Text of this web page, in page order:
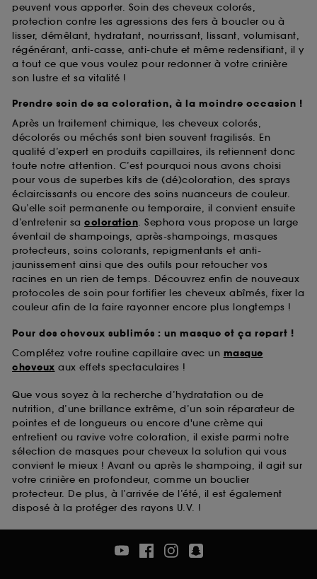
peuvent vous apporter. Soin des cheveux colorés,
protection contre les agressions des fers à boucler ou à
lisser, démêlant, hydratant, nourrissant, lissant, volumisant,
régénérant, anti-casse, anti-chute et même redensifiant, il y
a tout ce que vous voulez pour redonner à votre crinière
son lustre et sa vitalité !
Prendre soin de sa coloration, à la moindre occasion !
Après un traitement chimique, les cheveux colorés,
décolorés ou méchés sont bien souvent fragilisés. En
qualité d’expert en produits capillaires, ils retiennent donc
toute notre attention. C’est pourquoi nous avons choisi
pour vous de superbes kits de (dé)coloration, des sprays
éclaircissants ou encore des soins nuanceurs de couleur.
Qu’elle soit permanente ou temporaire, il convient ensuite
d’entretenir sa coloration. Sephora vous propose un large
éventail de shampoings, après-shampoings, masques
protecteurs, soins colorants, repigmentants et anti-
jaunissement ainsi que des outils pour retoucher vos
racines en un rien de temps. Découvrez enfin de nouveaux
protocoles de soin pour fortifier les cheveux abîmés, fixer la
couleur afin de la faire rayonner encore plus longtemps !
Pour des cheveux sublimés : un masque et ça repart !
Complétez votre routine capillaire avec un masque
cheveux aux effets spectaculaires !
Que vous soyez à la recherche d’hydratation ou de
nutrition, d’une brillance extrême, d’un soin réparateur de
pointes et de longueurs ou encore d'une crème qui
entretient ou ravive votre coloration, il existe parmi notre
sélection de masques pour cheveux la solution qui vous
convient le mieux ! Avant ou après le shampoing, il agit sur
votre crinière en profondeur, comme un bouclier
protecteur. De plus, à l’arrivée de l’été, il est également
disposé à la protéger des rayons U.V. !